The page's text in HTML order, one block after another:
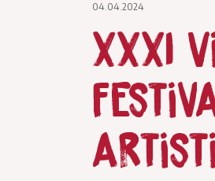
04.04.2024
XXXI